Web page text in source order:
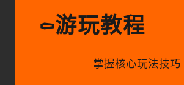
⚰️游玩教程
掌握核心玩法技巧